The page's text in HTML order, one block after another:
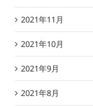
2021年11月
2021年10月
2021年9月
2021年8月